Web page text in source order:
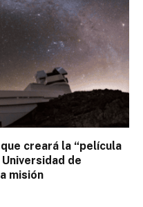
creará la “película
de
misión